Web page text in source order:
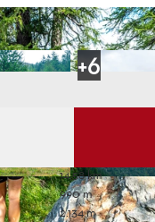
14,58 km
990 m
2.134 m